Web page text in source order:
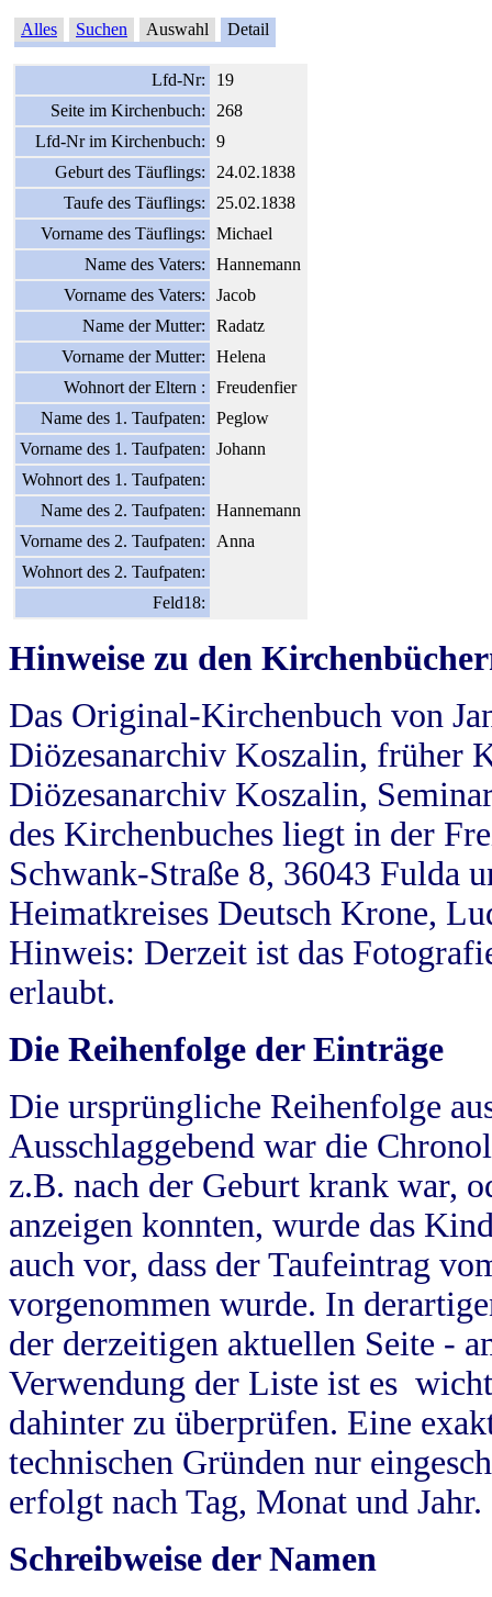
Alles Suchen Auswahl Detail
Lfd-Nr:
19
Seite im Kirchenbuch:
268
Lfd-Nr im Kirchenbuch:
9
Geburt des Täuflings:
24.02.1838
Taufe des Täuflings:
25.02.1838
Vorname des Täuflings:
Michael
Name des Vaters:
Hannemann
Vorname des Vaters:
Jacob
Name der Mutter:
Radatz
Vorname der Mutter:
Helena
Wohnort der Eltern :
Freudenfier
Name des 1. Taufpaten:
Peglow
Vorname des 1. Taufpaten:
Johann
Wohnort des 1. Taufpaten:
Name des 2. Taufpaten:
Hannemann
Vorname des 2. Taufpaten:
Anna
Wohnort des 2. Taufpaten:
Feld18:
Hinweise zu den
Das Original-Kirchenbuch von
Diözesanarchiv Koszalin, früher
Diözesanarchiv Koszalin,
des Kirchenbuches liegt in der
Schwank-Straße 8, 36043 Fulda
Heimatkreises Deutsch Krone,
Hinweis: Derzeit ist das
erlaubt.
Die Reihenfolge der Einträge
Die ursprüngliche Reihenfolge
Ausschlaggebend war die
z.B. nach der Geburt krank war,
anzeigen konnten, wurde das
auch vor, dass der Taufeintrag
vorgenommen wurde. In
der derzeitigen aktuellen Seite -
Verwendung der Liste ist es
dahinter zu überprüfen. Eine
technischen Gründen nur
erfolgt nach Tag, Monat und Jahr.
Schreibweise der Namen